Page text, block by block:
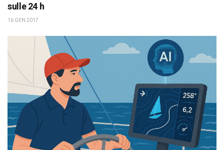
sulle 24 h
16 GEN 2017